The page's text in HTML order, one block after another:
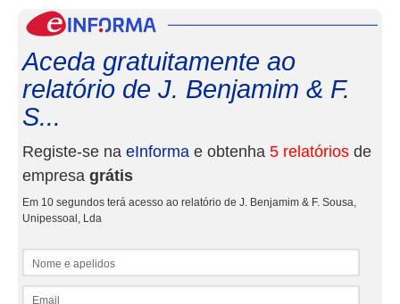
Aceda gratuitamente ao
relatório de J. Benjamim & F.
S...
Registe-se na eInforma e obtenha 5 relatórios de
empresa grátis
Em 10 segundos terá acesso ao relatório de J. Benjamim & F. Sousa,
Unipessoal, Lda